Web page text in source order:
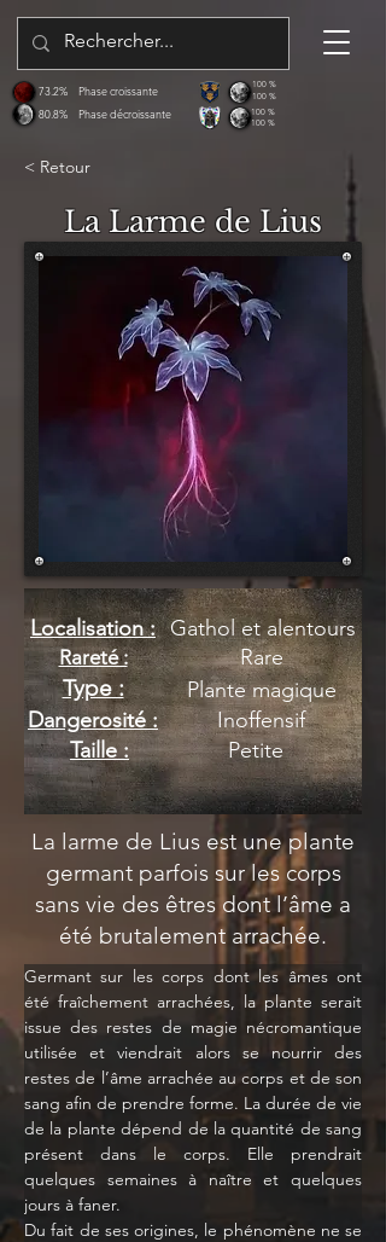
80.8%
73.2%
Phase décroissante
Phase croissante
100 %
100 %
100 %
100 %
< Retour
La Larme de Lius
Localisation :
Rareté :
Type :
Dangerosité :
Taille :
Gathol et alentours
Rare
Plante magique
Inoffensif
Petite
La larme de Lius est une plante
germant parfois sur les corps
sans vie des êtres dont l’âme a
été brutalement arrachée.
Germant sur les corps dont les âmes ont
été fraîchement arrachées, la plante serait
issue des restes de magie nécromantique
utilisée et viendrait alors se nourrir des
restes de l’âme arrachée au corps et de son
sang afin de prendre forme. La durée de vie
de la plante dépend de la quantité de sang
présent dans le corps. Elle prendrait
quelques semaines à naître et quelques
jours à faner.
Du fait de ses origines, le phénomène ne se